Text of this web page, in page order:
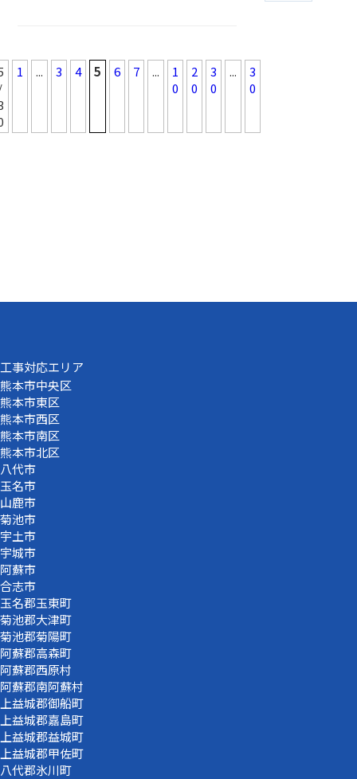
1 ... 3 4 5 6 7 ...
1
0
2
0
3
0
...
3
0
工事対応エリア
熊本市中央区
熊本市東区
熊本市西区
熊本市南区
熊本市北区
八代市
玉名市
山鹿市
菊池市
宇土市
宇城市
阿蘇市
合志市
玉名郡玉東町
菊池郡大津町
菊池郡菊陽町
阿蘇郡高森町
阿蘇郡西原村
阿蘇郡南阿蘇村
上益城郡御船町
上益城郡嘉島町
上益城郡益城町
上益城郡甲佐町
八代郡氷川町